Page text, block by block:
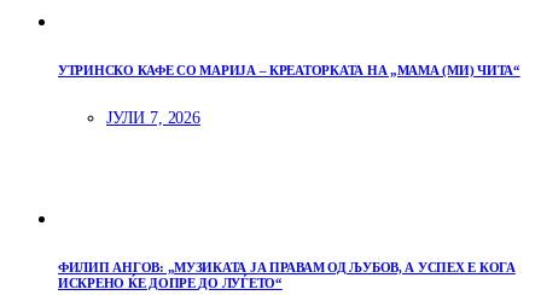
УТРИНСКО КАФЕ СО МАРИЈА – КРЕАТОРКАТА НА „МАМА (МИ) ЧИТА“
ЈУЛИ 7, 2026
ФИЛИП АНГОВ: „МУЗИКАТА ЈА ПРАВАМ ОД ЉУБОВ, А УСПЕХ Е КОГА
ИСКРЕНО ЌЕ ДОПРЕ ДО ЛУЃЕТО“